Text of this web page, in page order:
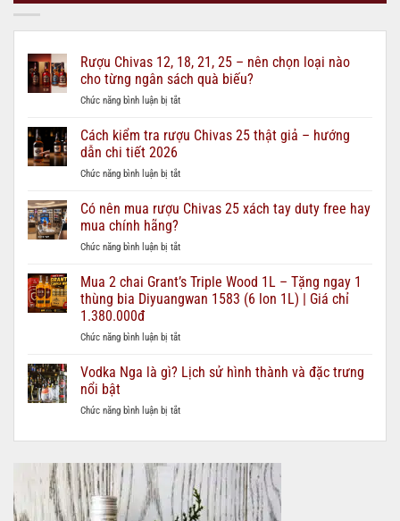
Rượu Chivas 12, 18, 21, 25 – nên chọn loại nào
cho từng ngân sách quà biếu?
Chức năng bình luận bị tắtở
Chivas
12,
21,
–
loại
cho
từng
quà
Cách kiểm tra rượu Chivas 25 thật giả – hướng
dẫn chi tiết 2026
Chức năng bình luận bị tắtở
kiểm
Chivas
thật
giả
–
dẫn
tiết
Có nên mua rượu Chivas 25 xách tay duty free hay
mua chính hãng?
Chức năng bình luận bị tắtở
nên
rượu
25
tay
duty
hay
chính
Mua 2 chai Grant’s Triple Wood 1L – Tặng ngay 1
thùng bia Diyuangwan 1583 (6 lon 1L) | Giá chỉ
1.380.000đ
Chức năng bình luận bị tắtở
2
chai
Triple
1L
Tặng
ngay
1
thùng
Vodka Nga là gì? Lịch sử hình thành và đặc trưng
nổi bật
Chức năng bình luận bị tắtở
Nga
gì?
Lịch
sử
hình